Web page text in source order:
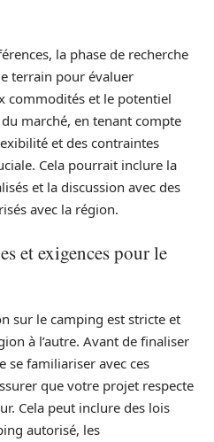
la phase de recherche
terrain pour évaluer
commodités et le potentiel
marché, en tenant compte
et des contraintes
Cela pourrait inclure la
et la discussion avec des
avec la région.
et exigences pour le
sur le camping est stricte et
à l’autre. Avant de finaliser
se familiariser avec ces
que votre projet respecte
Cela peut inclure des lois
autorisé, les